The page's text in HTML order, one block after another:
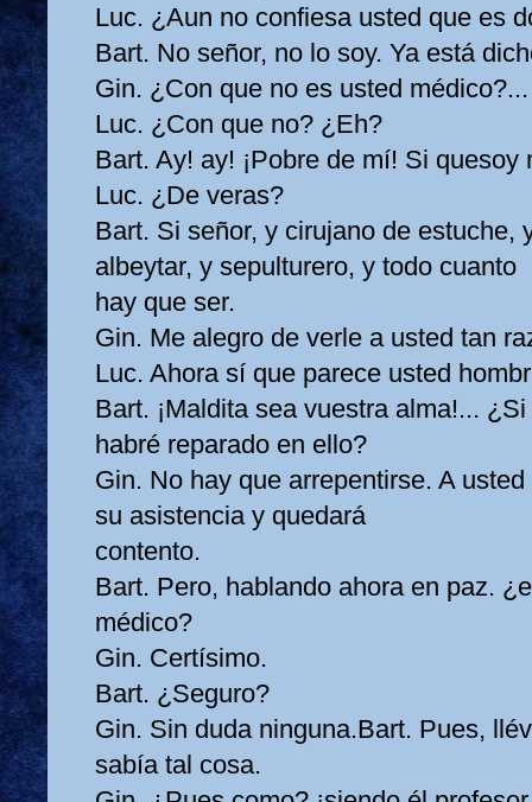
Luc. ¿Aun no confiesa usted que es
Bart. No señor, no lo soy. Ya está
Gin. ¿Con que no es usted
Luc. ¿Con que no? ¿Eh?
Bart. Ay! ay! ¡Pobre de mí! Si quesoy
Luc. ¿De veras?
Bart. Si señor, y cirujano de estuche,
albeytar, y sepulturero, y todo cuanto
hay que ser.
Gin. Me alegro de verle a usted tan
Luc. Ahora sí que parece usted
Bart. ¡Maldita sea vuestra alma!...
habré reparado en ello?
Gin. No hay que arrepentirse. A
su asistencia y quedará
contento.
Bart. Pero, hablando ahora en paz.
médico?
Gin. Certísimo.
Bart. ¿Seguro?
Gin. Sin duda ninguna.Bart. Pues,
sabía tal cosa.